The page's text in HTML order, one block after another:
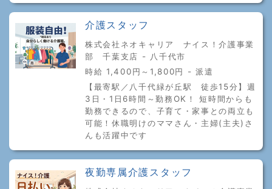
介護スタッフ
株式会社ネオキャリア ナイス！介護事業
部 千葉支店 - 八千代市
時給 1,400円～1,800円 - 派遣
【最寄駅／八千代緑が丘駅 徒歩15分】週
3日・1日6時間～勤務OK！ 短時間からも
勤務できるので、子育て・家事との両立も
可能！休職明けのママさん・主婦(主夫)さ
んも活躍中です
夜勤専属介護スタッフ